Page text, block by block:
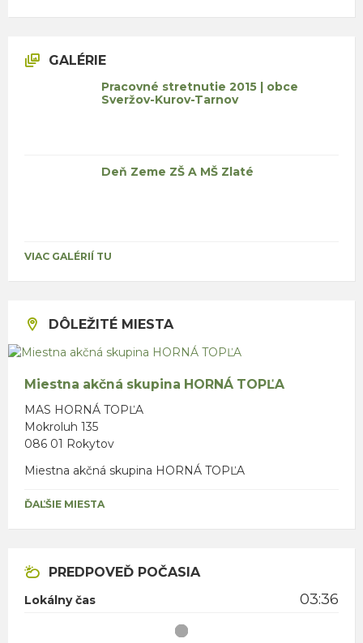
GALÉRIE
Pracovné stretnutie 2015 | obce
Sveržov-Kurov-Tarnov
Deň Zeme ZŠ A MŠ Zlaté
VIAC GALÉRIÍ TU
DÔLEŽITÉ MIESTA
Miestna akčná skupina HORNÁ TOPĽA
MAS HORNÁ TOPĽA
Mokroluh 135
086 01 Rokytov
Miestna akčná skupina HORNÁ TOPĽA
ĎAĽŠIE MIESTA
PREDPOVEĎ POČASIA
Lokálny čas 03:36